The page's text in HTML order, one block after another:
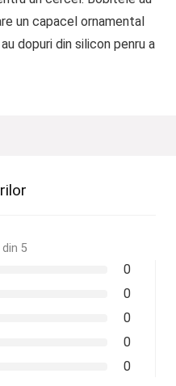
un capacel ornamental
dopuri din silicon penru a
din 5
0
0
0
0
0